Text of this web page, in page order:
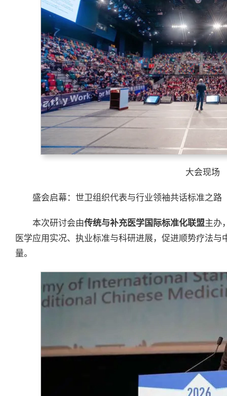
大会现场
盛会启幕：世卫组织代表与行业领袖共话标准之路
本次研讨会由传统与补充医学国际标准化联盟主办
医学应用实况、执业标准与科研进展，促进顺势疗法
量。